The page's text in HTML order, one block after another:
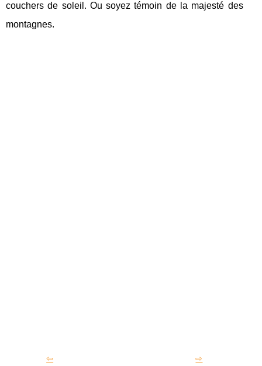
couchers de soleil. Ou soyez témoin de la majesté des
montagnes.